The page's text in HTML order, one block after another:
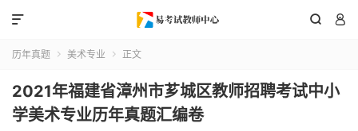
 

历年真题  美术专业  正文
2021年福建省漳州市芗城区教师招聘考试中小
学美术专业历年真题汇编卷